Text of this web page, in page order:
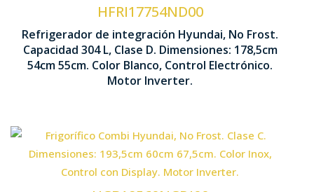
HFRI17754ND00
Refrigerador de integración Hyundai, No Frost.
Capacidad 304 L, Clase D. Dimensiones: 178,5cm
54cm 55cm. Color Blanco, Control Electrónico.
Motor Inverter.
Motor Inverter 1785 x
Tecnología No Frost